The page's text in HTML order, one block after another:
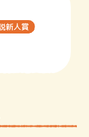
新人賞